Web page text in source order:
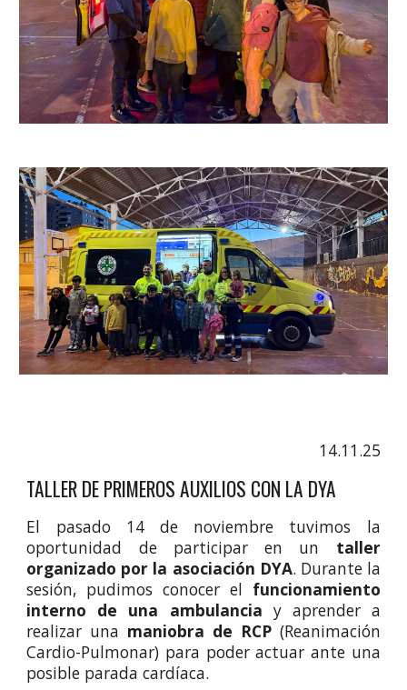
14.11.25
TALLER DE PRIMEROS AUXILIOS CON LA DYA
El pasado 14 de noviembre tuvimos la
oportunidad de participar en un taller
organizado por la asociación DYA. Durante la
sesión, pudimos conocer el funcionamiento
interno de una ambulancia y aprender a
realizar una maniobra de RCP (Reanimación
Cardio-Pulmonar) para poder actuar ante una
posible parada cardíaca.